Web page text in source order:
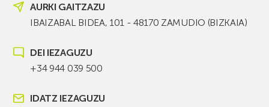
AURKI GAITZAZU
IBAIZABAL BIDEA, 101 - 48170 ZAMUDIO (BIZKAIA)
DEI IEZAGUZU
+34 944 039 500
IDATZ IEZAGUZU